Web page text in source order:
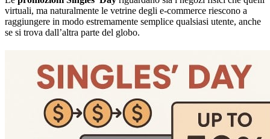
virtuali, ma naturalmente le vetrine degli e-commerce riescono a
raggiungere in modo estremamente semplice qualsiasi utente, anche
se si trova dall’altra parte del globo.